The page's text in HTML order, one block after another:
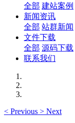
全部 建站案例
新闻资讯
全部 站群新闻
文件下载
全部 源码下载
联系我们
< Previous > Next